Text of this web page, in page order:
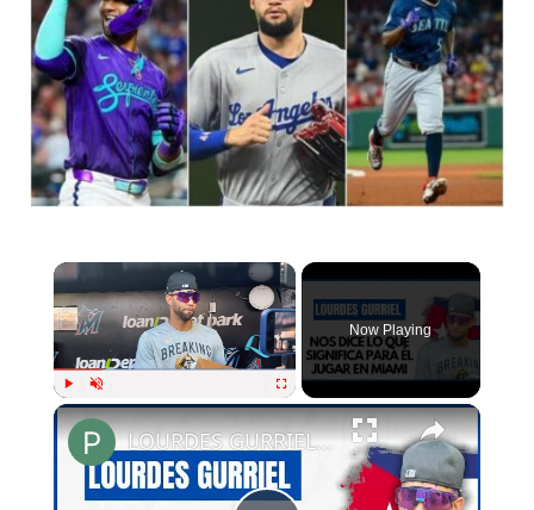
Play Unmute Fullscreen
Now Playing
LOURDES GURRIEL JR habla durante su visita a MIAMI